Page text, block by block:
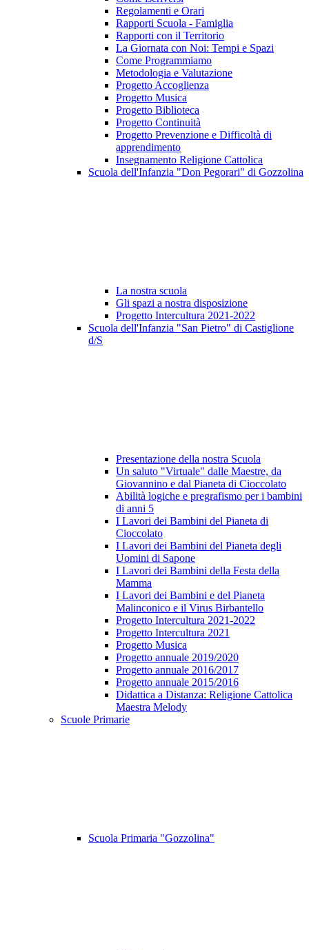
Regolamenti e Orari
Rapporti Scuola - Famiglia
Rapporti con il Territorio
La Giornata con Noi: Tempi e Spazi
Come Programmiamo
Metodologia e Valutazione
Progetto Accoglienza
Progetto Musica
Progetto Biblioteca
Progetto Continuità
Progetto Prevenzione e Difficoltà di
apprendimento
Insegnamento Religione Cattolica
Scuola dell'Infanzia "Don Pegorari" di Gozzolina
La nostra scuola
Gli spazi a nostra disposizione
Progetto Intercultura 2021-2022
Scuola dell'Infanzia "San Pietro" di Castiglione
d/S
Presentazione della nostra Scuola
Un saluto "Virtuale" dalle Maestre, da
Giovannino e dal Pianeta di Cioccolato
Abilità logiche e pregrafismo per i bambini
di anni 5
I Lavori dei Bambini del Pianeta di
Cioccolato
I Lavori dei Bambini del Pianeta degli
Uomini di Sapone
I Lavori dei Bambini della Festa della
Mamma
I Lavori dei Bambini e del Pianeta
Malinconico e il Virus Birbantello
Progetto Intercultura 2021-2022
Progetto Intercultura 2021
Progetto Musica
Progetto annuale 2019/2020
Progetto annuale 2016/2017
Progetto annuale 2015/2016
Didattica a Distanza: Religione Cattolica
Maestra Melody
Scuole Primarie
Scuola Primaria "Gozzolina"